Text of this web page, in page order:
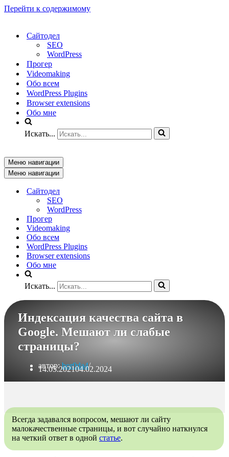
Перейти к содержимому
Сайтодел
SEO
WordPress
Прогер
Videomaking
Обо всем
WordPress Plugins
Browser extensions
Обо мне
Искать...
Меню навигации
Меню навигации
Сайтодел
SEO
WordPress
Прогер
Videomaking
Обо всем
WordPress Plugins
Browser extensions
Обо мне
Искать...
Индексация качества сайта в
Google. Мешают ли слабые
страницы?
автор:bor0da4
14.05.202104.02.2024
Всегда задавался вопросом, мешают ли сайту
малокачественные страницы, и вот случайно наткнулся
на четкий ответ в одной статье.